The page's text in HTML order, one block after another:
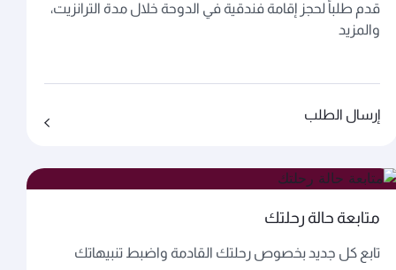
قدم طلباً لحجز إقامة فندقية في الدوحة خلال مدة الترانزيت،
والمزيد
إرسال الطلب
متابعة حالة رحلتك
تابع كل جديد بخصوص رحلتك القادمة واضبط تنبيهاتك